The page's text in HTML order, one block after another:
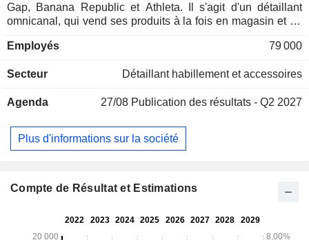
Gap, Banana Republic et Athleta. Il s'agit d'un détaillant
omnicanal, qui vend ses produits à la fois en magasin et en
franchises, de sites web et d'accords avec des tiers. Ses
retrait en magasin, la commande en magasin, la recherche
expériences mobiles améliorées. Gap regroupe des
proposant les collections GapKids, babyGap, Gap Maternity,
GapBody et GapFit, ainsi que des collections en édition
mode de vie destinée aux femmes et aux jeunes filles. Les
Employés 79 000
Secteur Détaillant habillement et accessoires
Agenda 27/08 Publication des résultats - Q2 2027
Plus d'informations sur la société
Compte de Résultat et Estimations